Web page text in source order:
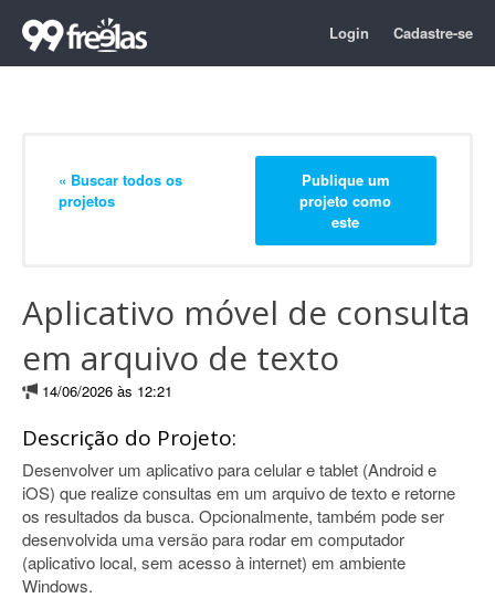
Login Cadastre-se
« Buscar todos os
projetos
Publique um
projeto como
este
Aplicativo móvel de consulta
em arquivo de texto
14/06/2026 às 12:21
Descrição do Projeto:
Desenvolver um aplicativo para celular e tablet (Android e
iOS) que realize consultas em um arquivo de texto e retorne
os resultados da busca. Opcionalmente, também pode ser
desenvolvida uma versão para rodar em computador
(aplicativo local, sem acesso à internet) em ambiente
Windows.